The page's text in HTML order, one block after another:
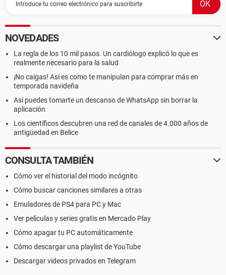
NOVEDADES
La regla de los 10 mil pasos. Un cardiólogo explicó lo que es
realmente necesario para la salud
¡No caigas! Así es como te manipulan para comprar más en
temporada navideña
Así puedes tomarte un descanso de WhatsApp sin borrar la
aplicación
Los científicos descubren una red de canales de 4.000 años de
antigüedad en Belice
CONSULTA TAMBIÉN
Cómo ver el historial del modo incógnito
Cómo buscar canciones similares a otras
Emuladores de PS4 para PC y Mac
Ver películas y series gratis en Mercado Play
Cómo apagar tu PC automáticamente
Cómo descargar una playlist de YouTube
Descargar videos privados en Telegram